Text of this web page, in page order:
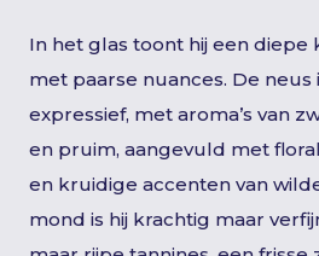
In het glas toont hij een
met paarse nuances. De neus
expressief, met aroma’s van
en pruim, aangevuld met
en kruidige accenten van
mond is hij krachtig maar